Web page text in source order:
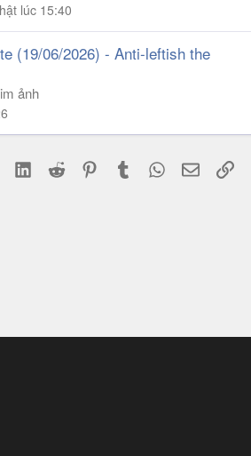
lúc 15:40
(19/06/2026) - Anti-leftish the
ảnh
LinkedIn
Reddit PinterestTumblr WhatsApp
Email